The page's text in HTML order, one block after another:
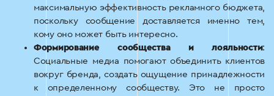
максимальную эффективность рекламного бюджета,
поскольку сообщение доставляется именно тем,
кому оно может быть интересно.
Формирование сообщества и лояльности:
Социальные медиа помогают объединить клиентов
вокруг бренда, создать ощущение принадлежности
к определенному сообществу. Это не просто